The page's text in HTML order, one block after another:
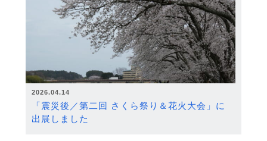
2026.04.14
「震災後／第二回 さくら祭り＆花火大会」に
出展しました